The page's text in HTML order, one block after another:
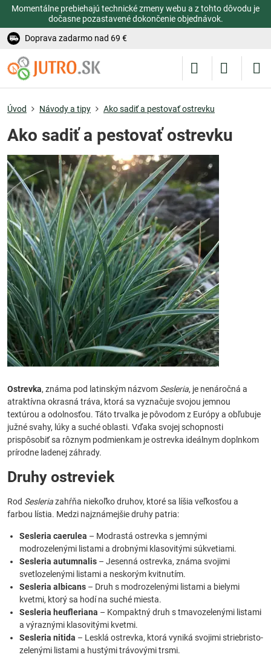
Momentálne prebiehajú technické zmeny webu a z tohto dôvodu je
dočasne pozastavené dokončenie objednávok.
Doprava zadarmo nad 69 €
Úvod Návody a tipy Ako sadiť a pestovať ostrevku
Ako sadiť a pestovať ostrevku
Ostrevka, známa pod latinským názvom Sesleria, je nenáročná a
atraktívna okrasná tráva, ktorá sa vyznačuje svojou jemnou
textúrou a odolnosťou. Táto trvalka je pôvodom z Európy a obľubuje
južné svahy, lúky a suché oblasti. Vďaka svojej schopnosti
prispôsobiť sa rôznym podmienkam je ostrevka ideálnym doplnkom
prírodne ladenej záhrady.
Druhy ostreviek
Rod Sesleriazahŕňa niekoľko druhov, ktoré sa líšia veľkosťou a
farbou lístia. Medzi najznámejšie druhy patria:
Sesleria caerulea – Modrastá ostrevka s jemnými
modrozelenými listami a drobnými klasovitými súkvetiami.
Sesleria autumnalis – Jesenná ostrevka, známa svojimi
svetlozelenými listami a neskorým kvitnutím.
Sesleria albicans – Druh s modrozelenými listami a bielymi
kvetmi, ktorý sa hodí na suché miesta.
Sesleria heufleriana – Kompaktný druh s tmavozelenými listami
a výraznými klasovitými kvetmi.
Sesleria nitida – Lesklá ostrevka, ktorá vyniká svojimi striebristo-
zelenými listami a hustými trávovými trsmi.